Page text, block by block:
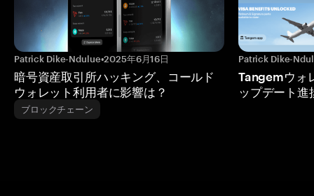
Patrick Dike-Ndulue•2025年6月16日
暗号資産取引所ハッキング、コールド
ウォレット利用者に影響は？
ブロックチェーン
Patrick Dike-
Tangemウォ
ップデート進